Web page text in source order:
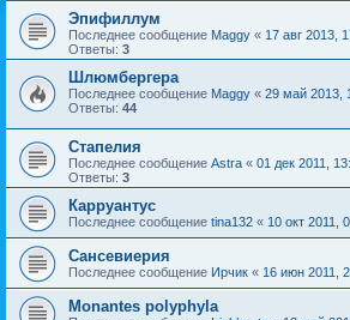
Эпифиллум
Последнее сообщение Maggy « 17 авг 2013,
Ответы: 3
Шлюмбергера
Последнее сообщение Maggy « 29 май 2013,
Ответы: 44
Стапелия
Последнее сообщение Astra « 01 дек 2011,
Ответы: 3
Карруантус
Последнее сообщение tina132 « 10 окт 2011,
Сансевиерия
Последнее сообщение Ирчик « 16 июн 2011,
Monantes polyphyla